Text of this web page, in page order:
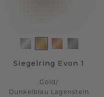
Siegelring Evon 1
Gold/
Dunkelblau Lagenstein